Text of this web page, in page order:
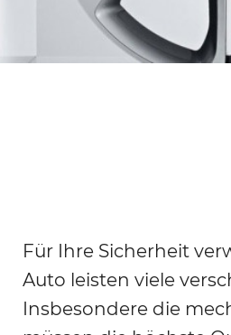
Für Ihre Sicherheit
Auto leisten viele
Insbesondere die